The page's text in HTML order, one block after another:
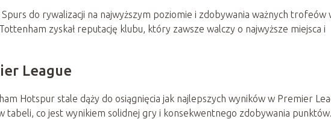
do rywalizacji na najwyższym poziomie i zdobywania ważnych trofeów
zyskał reputację klubu, który zawsze walczy o najwyższe miejsca i
League
Hotspur stale dąży do osiągnięcia jak najlepszych wyników w Premier
tabeli, co jest wynikiem solidnej gry i konsekwentnego zdobywania punktów.